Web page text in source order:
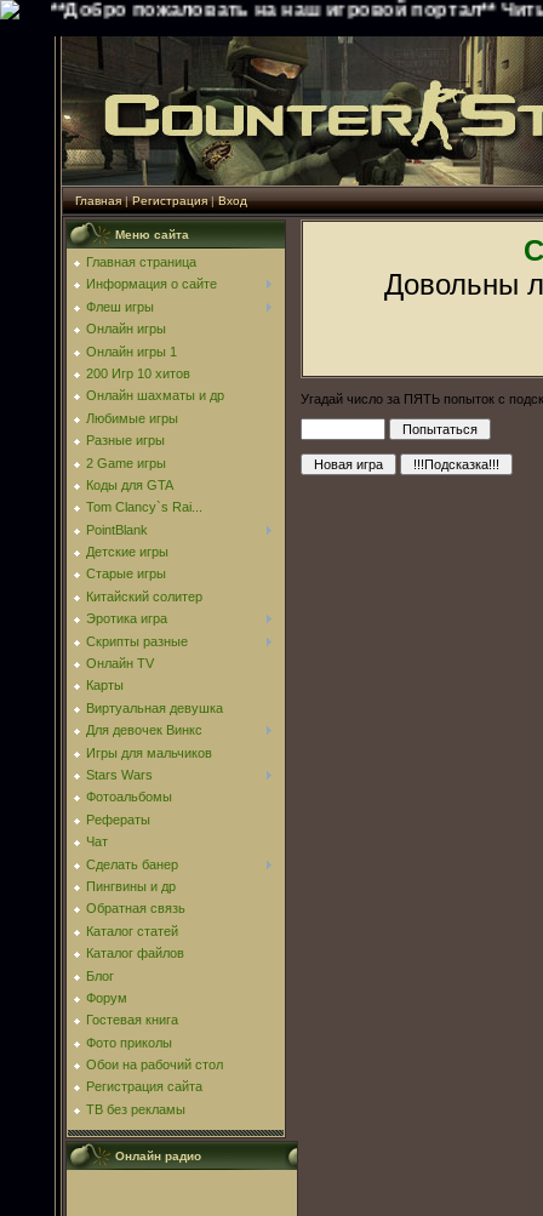
**Добро пожаловать на наш игровой портал** Читы,
Главная|Регистрация|Вход
Меню сайта
Главная страница
Информация о сайте
Флеш игры
Онлайн игры
Онлайн игры 1
200 Игр 10 хитов
Онлайн шахматы и др
Любимые игры
Разные игры
2 Game игры
Коды для GTA
Tom Clancy`s Rai...
PointBlank
Детские игры
Старые игры
Китайский солитер
Эротика игра
Скрипты разные
Онлайн TV
Карты
Виртуальная девушка
Для девочек Винкс
Игры для мальчиков
Stars Wars
Фотоальбомы
Рефераты
Чат
Сделать банер
Пингвины и др
Обратная связь
Каталог статей
Каталог файлов
Блог
Форум
Гостевая книга
Фото приколы
Обои на рабочий стол
Регистрация сайта
ТВ без рекламы
Онлайн радио
Довольны
Угадай число за ПЯТЬ попыток с